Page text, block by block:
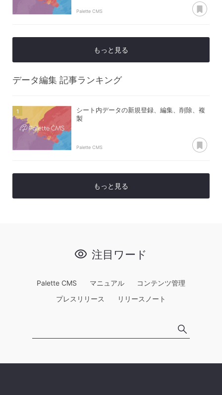
Palette CMS
もっと見る
データ編集 記事ランキング
シート内データの新規登録、編集、削除、複
製
Palette CMS
もっと見る
注目ワード
Palette CMS マニュアル
コンテンツ管理
プレスリリース
リリースノート